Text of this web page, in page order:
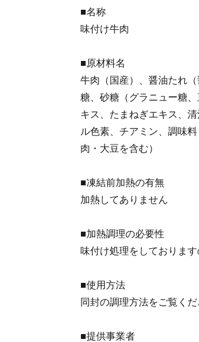
■名称
味付け牛肉
■原材料名
牛肉（国産）、醤油たれ
糖、砂糖（グラニュー糖
キス、たまねぎエキス、
ル色素、チアミン、調味
肉・大豆を含む）
■凍結前加熱の有無
加熱してありません
■加熱調理の必要性
味付け処理をしておりま
■使用方法
同封の調理方法をご覧くだ
■提供事業者